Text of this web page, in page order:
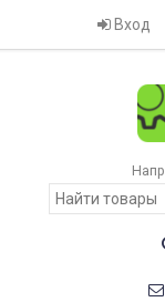
Вход